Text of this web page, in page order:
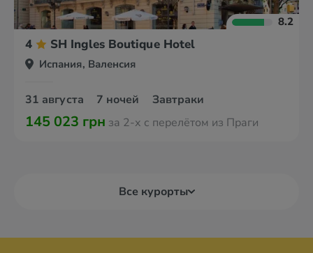
8.2
4 SH Ingles Boutique Hotel
Испания, Валенсия
31 августа 7 ночей Завтраки
145 023 грн за 2-х с перелётом из Праги
Все курорты